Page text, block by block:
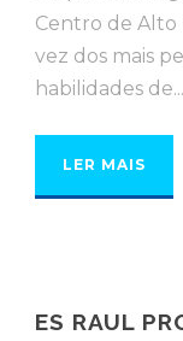
Centro de Alto
vez dos mais
habilidades de...
LER MAIS
ES RAUL